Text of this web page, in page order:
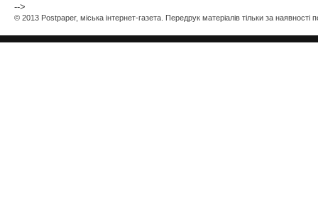
-->
© 2013 Postpaper, міська інтернет-газета. Передрук матеріалів тільки за наявності